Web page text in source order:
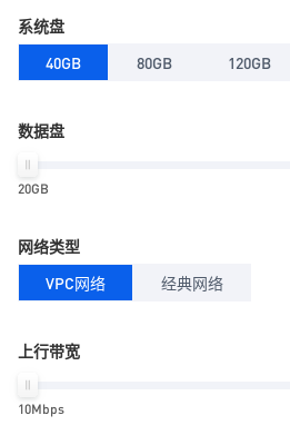
系统盘
40GB
80GB 120GB
数据盘
20GB
网络类型
VPC网络
经典网络
上行带宽
10Mbps